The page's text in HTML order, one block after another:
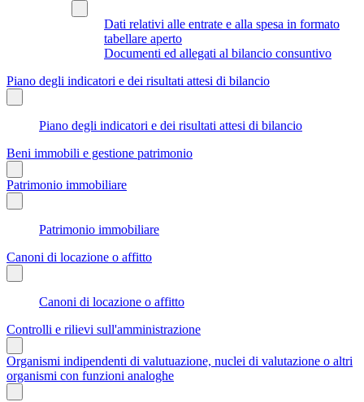
Dati relativi alle entrate e alla spesa in formato
tabellare aperto
Documenti ed allegati al bilancio consuntivo
Piano degli indicatori e dei risultati attesi di bilancio
Piano degli indicatori e dei risultati attesi di bilancio
Beni immobili e gestione patrimonio
Patrimonio immobiliare
Patrimonio immobiliare
Canoni di locazione o affitto
Canoni di locazione o affitto
Controlli e rilievi sull'amministrazione
Organismi indipendenti di valutuazione, nuclei di valutazione o altri
organismi con funzioni analoghe